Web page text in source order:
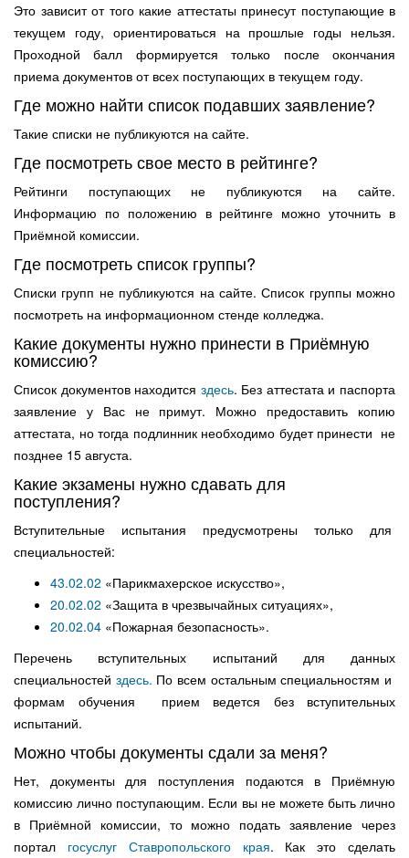
Это зависит от того какие аттестаты принесут поступающие в
текущем году, ориентироваться на прошлые годы нельзя.
Проходной балл формируется только после окончания
приема документов от всех поступающих в текущем году.
Где можно найти список подавших заявление?
Такие списки не публикуются на сайте.
Где посмотреть свое место в рейтинге?
Рейтинги поступающих не публикуются на сайте.
Информацию по положению в рейтинге можно уточнить в
Приёмной комиссии.
Где посмотреть список группы?
Списки групп не публикуются на сайте. Список группы можно
посмотреть на информационном стенде колледжа.
Какие документы нужно принести в Приёмную
комиссию?
Список документов находится здесь. Без аттестата и паспорта
заявление у Вас не примут. Можно предоставить копию
аттестата, но тогда подлинник необходимо будет принести не
позднее 15 августа.
Какие экзамены нужно сдавать для
поступления?
Вступительные испытания предусмотрены только для
специальностей:
43.02.02 «Парикмахерское искусство»,
20.02.02 «Защита в чрезвычайных ситуациях»,
20.02.04 «Пожарная безопасность».
Перечень вступительных испытаний для данных
специальностей здесь. По всем остальным специальностям и
формам обучения прием ведется без вступительных
испытаний.
Можно чтобы документы сдали за меня?
Нет, документы для поступления подаются в Приёмную
комиссию лично поступающим. Если вы не можете быть лично
в Приёмной комиссии, то можно подать заявление через
портал госуслуг Ставропольского края. Как это сделать